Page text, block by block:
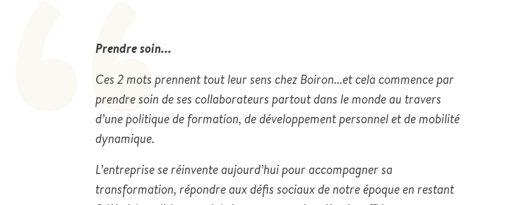
Prendre soin...
Ces 2 mots prennent tout leur sens chez Boiron...et cela commence par
prendre soin de ses collaborateurs partout dans le monde au travers
d’une politique de formation, de développement personnel et de mobilité
dynamique.
L’entreprise se réinvente aujourd’hui pour accompagner sa
transformation, répondre aux défis sociaux de notre époque en restant